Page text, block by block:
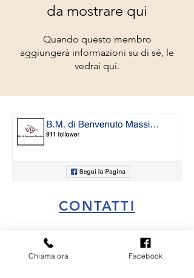
da mostrare qui
Quando questo membro
aggiungerà informazioni su di sé, le
vedrai qui.
CONTATTI
bmimpiantigenova@gmail.com
Chiama ora Facebook